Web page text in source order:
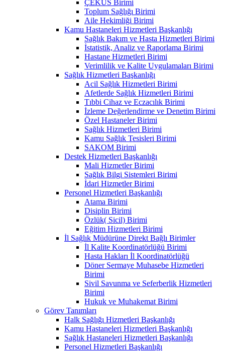
ÇEKÜS Birimi
Toplum Sağlığı Birimi
Aile Hekimliği Birimi
Kamu Hastaneleri Hizmetleri Başkanlığı
Sağlık Bakım ve Hasta Hizmetleri Birimi
İstatistik, Analiz ve Raporlama Birimi
Hastane Hizmetleri Birimi
Verimlilik ve Kalite Uygulamaları Birimi
Sağlık Hizmetleri Başkanlığı
Acil Sağlık Hizmetleri Birimi
Afetlerde Sağlık Hizmetleri Birimi
Tıbbi Cihaz ve Eczacılık Birimi
İzleme Değerlendirme ve Denetim Birimi
Özel Hastaneler Birimi
Sağlık Hizmetleri Birimi
Kamu Sağlık Tesisleri Birimi
SAKOM Birimi
Destek Hizmetleri Başkanlığı
Mali Hizmetler Birimi
Sağlık Bilgi Sistemleri Birimi
İdari Hizmetler Birimi
Personel Hizmetleri Başkanlığı
Atama Birimi
Disiplin Birimi
Özlük( Sicil) Birimi
Eğitim Hizmetleri Birimi
İl Sağlık Müdürüne Direkt Bağlı Birimler
İl Kalite Koordinatörlüğü Birimi
Hasta Hakları İl Koordinatörlüğü
Döner Sermaye Muhasebe Hizmetleri
Birimi
Sivil Savunma ve Seferberlik Hizmetleri
Birimi
Hukuk ve Muhakemat Birimi
Görev Tanımları
Halk Sağlığı Hizmetleri Başkanlığı
Kamu Hastaneleri Hizmetleri Başkanlığı
Sağlık Hastaneleri Hizmetleri Başkanlığı
Personel Hizmetleri Başkanlığı